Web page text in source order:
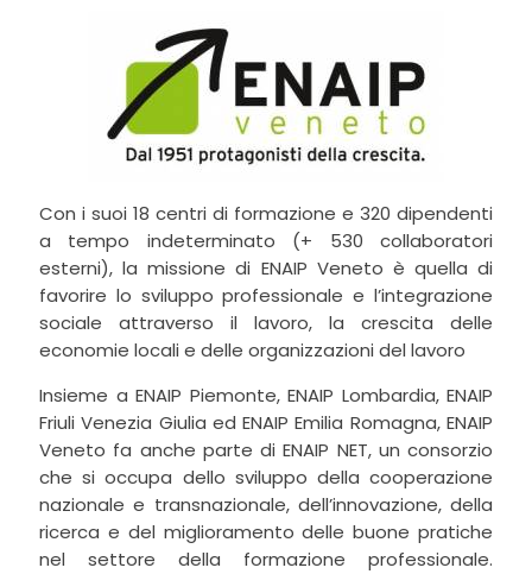
Con i suoi 18 centri di formazione e 320 dipendenti
a tempo indeterminato (+ 530 collaboratori
esterni), la missione di ENAIP Veneto è quella di
favorire lo sviluppo professionale e l’integrazione
sociale attraverso il lavoro, la crescita delle
economie locali e delle organizzazioni del lavoro
Insieme a ENAIP Piemonte, ENAIP Lombardia, ENAIP
Friuli Venezia Giulia ed ENAIP Emilia Romagna, ENAIP
Veneto fa anche parte di ENAIP NET, un consorzio
che si occupa dello sviluppo della cooperazione
nazionale e transnazionale, dell’innovazione, della
ricerca e del miglioramento delle buone pratiche
nel settore della formazione professionale.